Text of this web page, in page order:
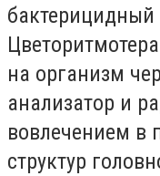
бактерицидный
на организм
анализатор и
вовлечением в
структур